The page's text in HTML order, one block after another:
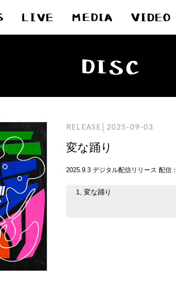
RELEASE│2025-09-03
変な踊り
2025.9.3 デジタル配信リリース 配信：
1, 変な踊り